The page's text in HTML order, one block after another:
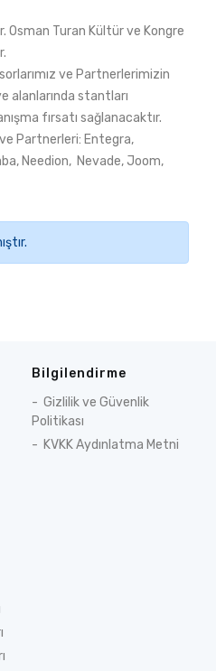
Osman Turan Kültür ve Kongre
ve Partnerlerimizin
alanlarında stantları
fırsatı sağlanacaktır.
ve Partnerleri: Entegra,
Needion, Nevade, Joom,
Bilgilendirme
Gizlilik ve Güvenlik
Politikası
KVKK Aydınlatma Metni